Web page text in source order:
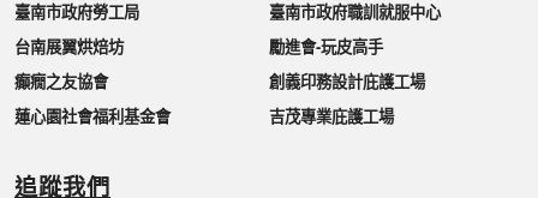
臺南市政府勞工局
臺南市政府職訓就服中心
台南展翼烘焙坊
勵進會-玩皮高手
癲癇之友協會
創義印務設計庇護工場
蓮心園社會福利基金會
吉茂專業庇護工場
追蹤我們